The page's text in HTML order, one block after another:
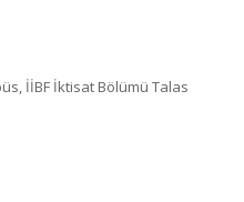
İİBF İktisat Bölümü Talas